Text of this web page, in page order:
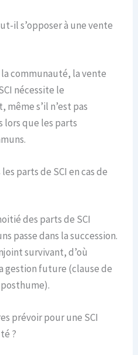
il s’opposer à une vente
communauté, la vente
nécessite le
s’il n’est pas
lors que les parts
parts de SCI en cas de
des parts de SCI
passe dans la succession.
survivant, d’où
gestion future (clause de
prévoir pour une SCI
?